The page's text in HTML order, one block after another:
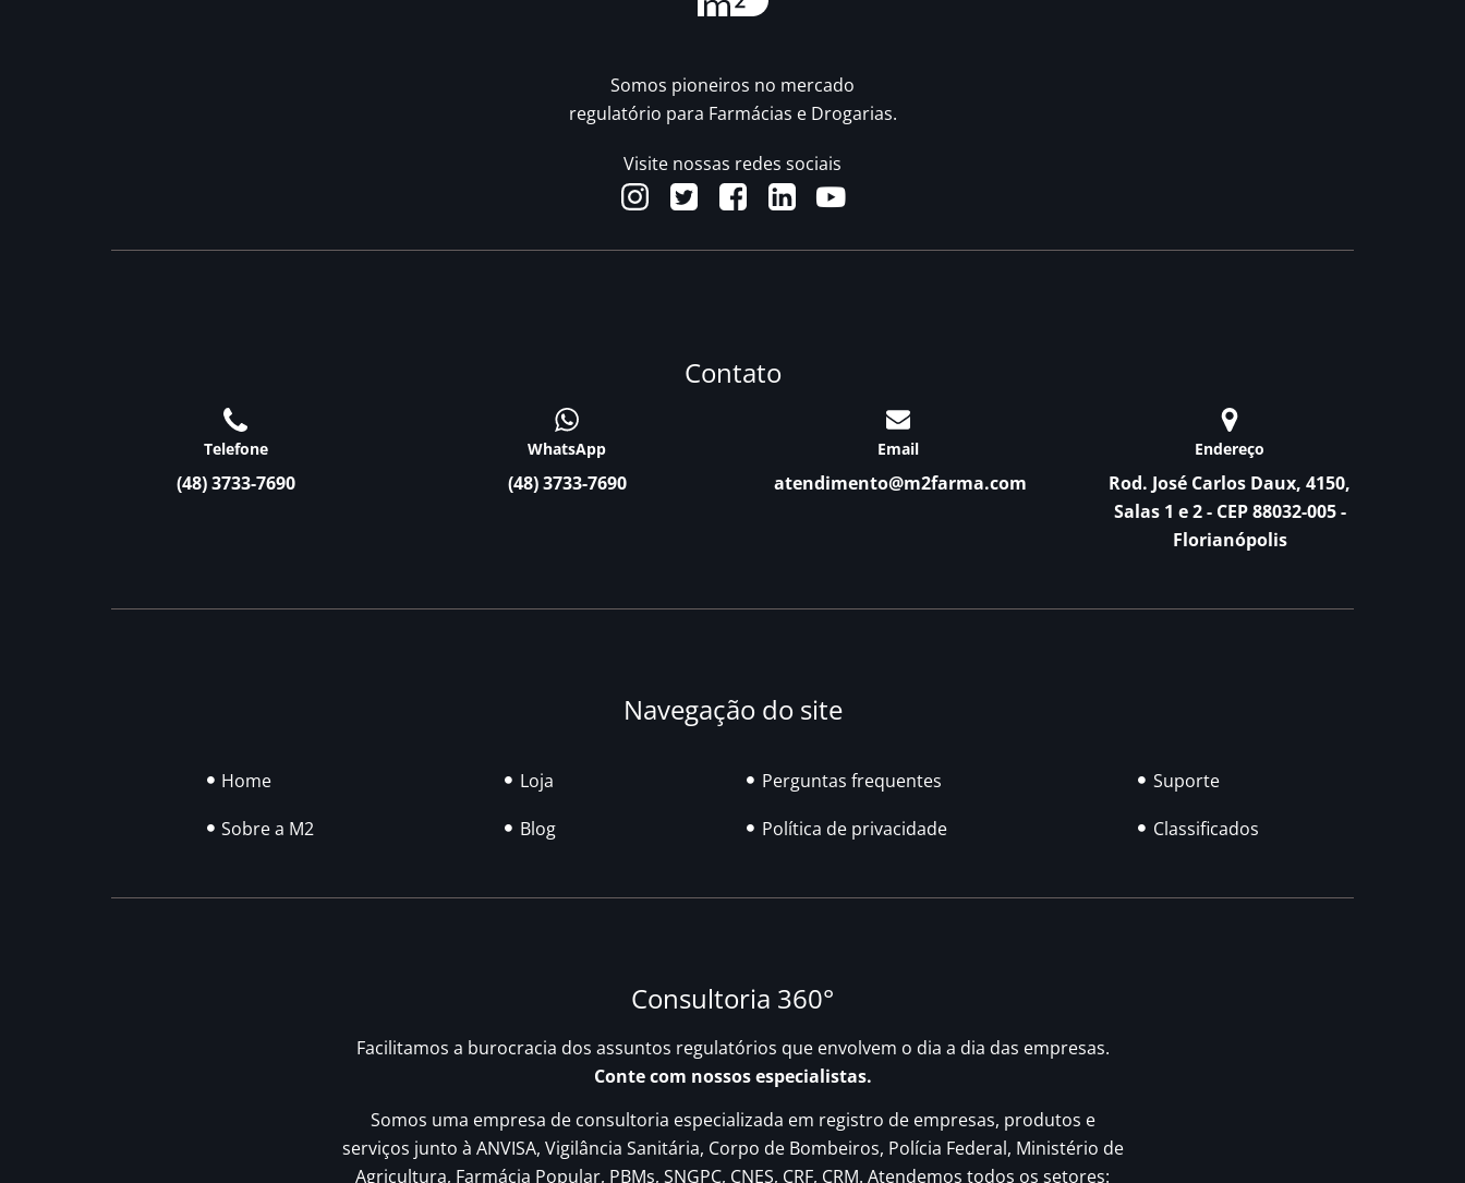
Somos pioneiros no mercado
regulatório para Farmácias e Drogarias.
Visite nossas redes sociais
Contato
Telefone
(48) 3733-7690
WhatsApp
(48) 3733-7690
Email
atendimento@m2farma.com
Endereço
Rod. José Carlos Daux, 4150,
Salas 1 e 2 - CEP 88032-005 -
Florianópolis
Navegação do site
Home
Sobre a M2
Loja
Blog
Perguntas frequentes
Política de privacidade
Suporte
Classificados
Consultoria 360°
Facilitamos a burocracia dos assuntos regulatórios que envolvem o dia a dia das empresas.
Conte com nossos especialistas.
Somos uma empresa de consultoria especializada em registro de empresas, produtos e
serviços junto à ANVISA, Vigilância Sanitária, Corpo de Bombeiros, Polícia Federal, Ministério de
Agricultura, Farmácia Popular, PBMs, SNGPC, CNES, CRF, CRM. Atendemos todos os setores: